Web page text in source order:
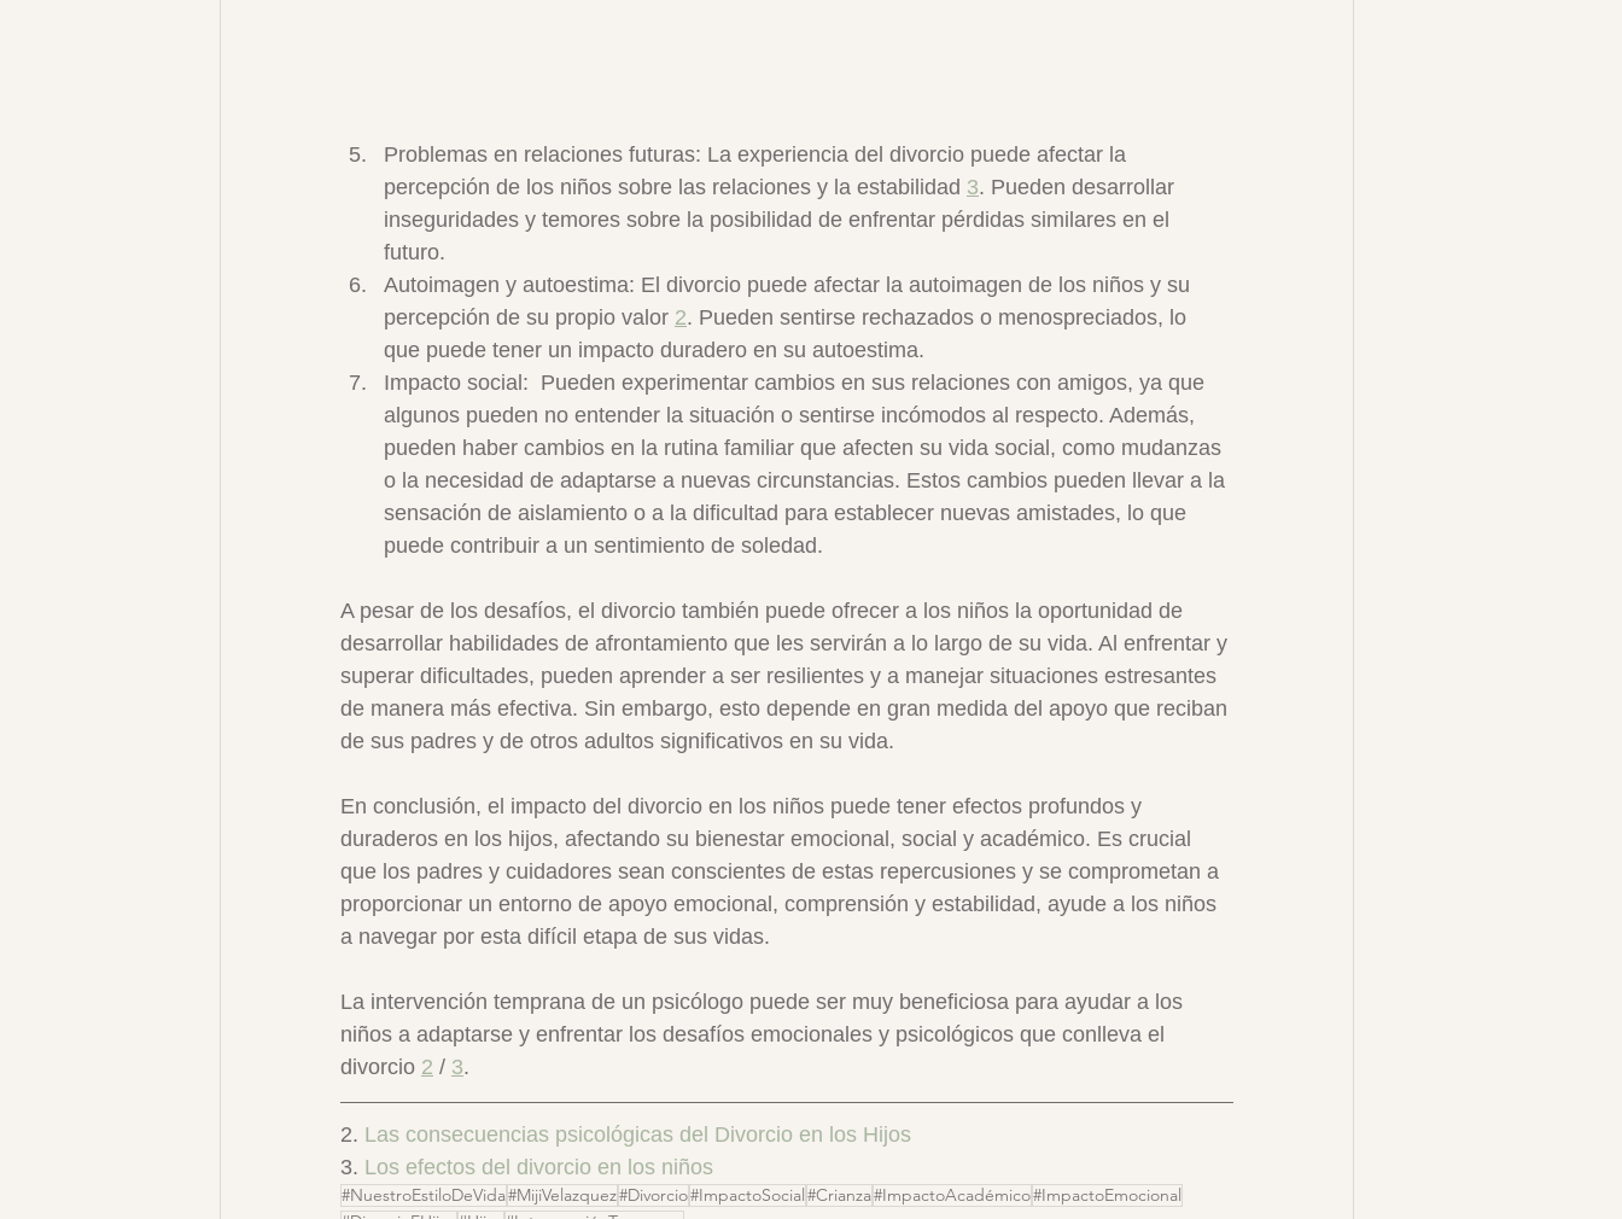
Problemas en relaciones futuras: La experiencia del divorcio puede afectar la
percepción de los niños sobre las relaciones y la estabilidad 3. Pueden desarrollar
inseguridades y temores sobre la posibilidad de enfrentar pérdidas similares en el
futuro.
Autoimagen y autoestima: El divorcio puede afectar la autoimagen de los niños y su
percepción de su propio valor 2. Pueden sentirse rechazados o menospreciados, lo
que puede tener un impacto duradero en su autoestima.
Impacto social:  Pueden experimentar cambios en sus relaciones con amigos, ya que
algunos pueden no entender la situación o sentirse incómodos al respecto. Además,
pueden haber cambios en la rutina familiar que afecten su vida social, como mudanzas
o la necesidad de adaptarse a nuevas circunstancias. Estos cambios pueden llevar a la
sensación de aislamiento o a la dificultad para establecer nuevas amistades, lo que
puede contribuir a un sentimiento de soledad.
A pesar de los desafíos, el divorcio también puede ofrecer a los niños la oportunidad de
desarrollar habilidades de afrontamiento que les servirán a lo largo de su vida. Al enfrentar y
superar dificultades, pueden aprender a ser resilientes y a manejar situaciones estresantes
de manera más efectiva. Sin embargo, esto depende en gran medida del apoyo que reciban
de sus padres y de otros adultos significativos en su vida.
En conclusión, el impacto del divorcio en los niños puede tener efectos profundos y
duraderos en los hijos, afectando su bienestar emocional, social y académico. Es crucial
que los padres y cuidadores sean conscientes de estas repercusiones y se comprometan a
proporcionar un entorno de apoyo emocional, comprensión y estabilidad, ayude a los niños
a navegar por esta difícil etapa de sus vidas.
La intervención temprana de un psicólogo puede ser muy beneficiosa para ayudar a los
niños a adaptarse y enfrentar los desafíos emocionales y psicológicos que conlleva el
divorcio 2 / 3.
2. Las consecuencias psicológicas del Divorcio en los Hijos
3. Los efectos del divorcio en los niños
#NuestroEstiloDeVida#MijiVelazquez#Divorcio#ImpactoSocial#Crianza#ImpactoAcadémico#ImpactoEmocional